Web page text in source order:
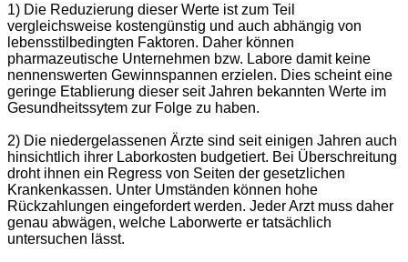
1) Die Reduzierung dieser Werte ist zum Teil
vergleichsweise kostengünstig und auch abhängig von
lebensstilbedingten Faktoren. Daher können
pharmazeutische Unternehmen bzw. Labore damit keine
nennenswerten Gewinnspannen erzielen. Dies scheint eine
geringe Etablierung dieser seit Jahren bekannten Werte im
Gesundheitssytem zur Folge zu haben.
2) Die niedergelassenen Ärzte sind seit einigen Jahren auch
hinsichtlich ihrer Laborkosten budgetiert. Bei Überschreitung
droht ihnen ein Regress von Seiten der gesetzlichen
Krankenkassen. Unter Umständen können hohe
Rückzahlungen eingefordert werden. Jeder Arzt muss daher
genau abwägen, welche Laborwerte er tatsächlich
untersuchen lässt.